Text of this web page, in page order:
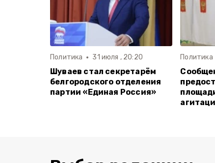
Политика 31 июля , 20:20
Шуваев стал секретарём
белгородского отделения
партии «Единая Россия»
Политика